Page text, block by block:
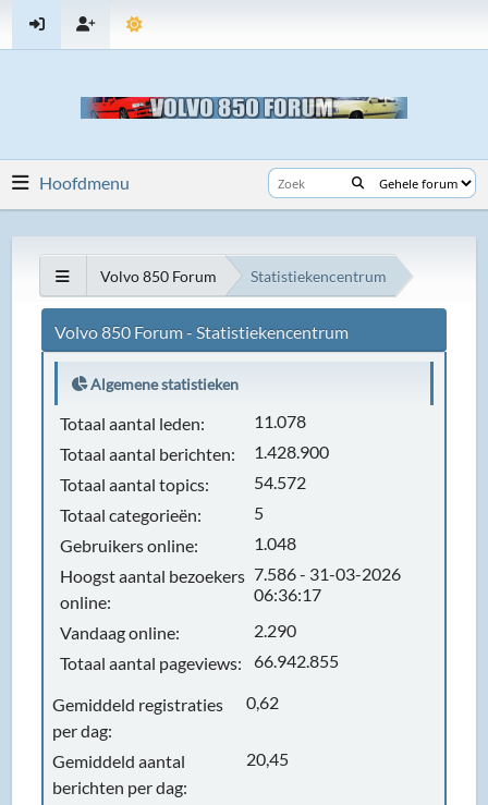
Hoofdmenu
Volvo 850 Forum Statistiekencentrum
Volvo 850 Forum - Statistiekencentrum
Algemene statistieken
Totaal aantal leden:
11.078
Totaal aantal berichten:
1.428.900
Totaal aantal topics:
54.572
Totaal categorieën:
5
Gebruikers online:
1.048
Hoogst aantal bezoekers
online:
7.586 - 31-03-2026
06:36:17
Vandaag online:
2.290
Totaal aantal pageviews:
66.942.855
Gemiddeld registraties
per dag:
0,62
Gemiddeld aantal
berichten per dag:
20,45